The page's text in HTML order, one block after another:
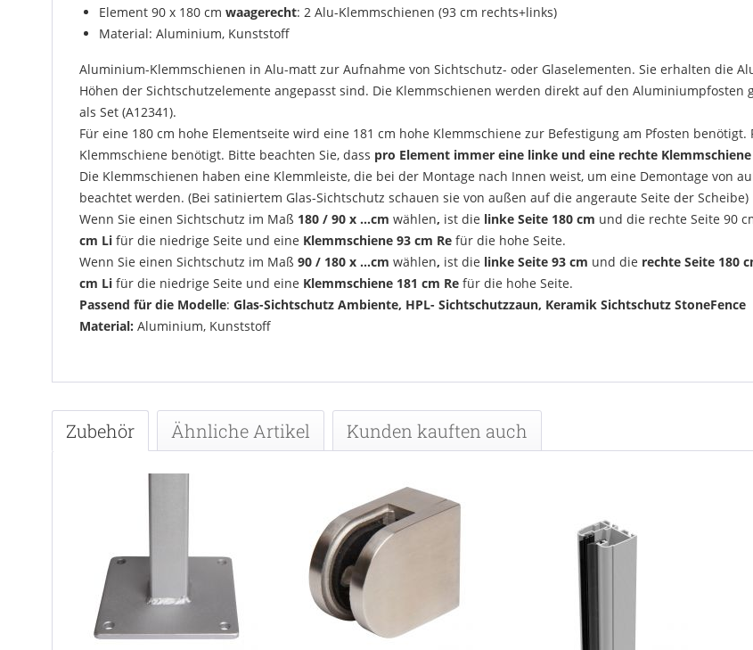
Element 90 x 180 cm waagerecht: 2 Alu-Klemmschienen (93 cm rechts+links)
Material: Aluminium, Kunststoff
Aluminium-Klemmschienen in Alu-matt zur Aufnahme von Sichtschutz- oder Glaselementen. Sie erhalten die
Höhen der Sichtschutzelemente angepasst sind. Die Klemmschienen werden direkt auf den
als Set (A12341).
Für eine 180 cm hohe Elementseite wird eine 181 cm hohe Klemmschiene zur Befestigung am Pfosten
Klemmschiene benötigt. Bitte beachten Sie, dass pro Element immer eine linke und eine rechte Klemmschiene
Die Klemmschienen haben eine Klemmleiste, die bei der Montage nach Innen weist, um eine Demontage von
beachtet werden. (Bei satiniertem Glas-Sichtschutz schauen sie von außen auf die angeraute Seite der Scheibe)
Wenn Sie einen Sichtschutz im Maß 180 / 90 x ...cm wählen, ist die linke Seite 180 cm und die rechte Seite 90
cm Li für die niedrige Seite und eine Klemmschiene 93 cm Re für die hohe Seite.
Wenn Sie einen Sichtschutz im Maß 90 / 180 x ...cm wählen, ist die linke Seite 93 cm und die rechte Seite 180
cm Li für die niedrige Seite und eine Klemmschiene 181 cm Re für die hohe Seite.
Passend für die Modelle: Glas-Sichtschutz Ambiente, HPL- Sichtschutzzaun, Keramik Sichtschutz StoneFence
Material: Aluminium, Kunststoff
Zubehör Ähnliche Artikel Kunden kauften auch